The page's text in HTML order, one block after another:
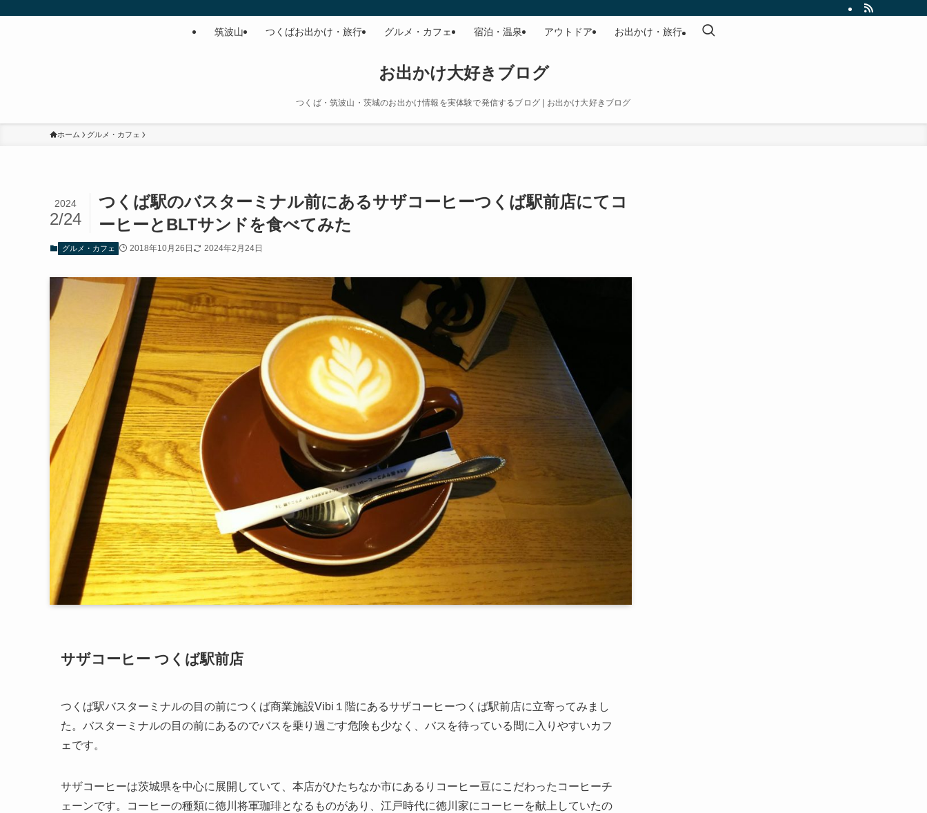
お出かけ大好きブログ
つくば・筑波山・茨城のお出かけ情報を実体験で発信するブログ | お出かけ大好きブログ
筑波山 つくばお出かけ・旅行 グルメ・カフェ 宿泊・温泉 アウトドア お出かけ・旅行
ホーム グルメ・カフェ
つくば駅のバスターミナル前にあるサザコーヒーつくば駅前店にてコ
ーヒーとBLTサンドを食べてみた
2024
2/24
グルメ・カフェ 2018年10月26日 2024年2月24日
サザコーヒー つくば駅前店
つくば駅バスターミナルの目の前につくば商業施設Vibi１階にあるサザコーヒーつくば駅前店に立寄ってみまし
た。バスターミナルの目の前にあるのでバスを乗り過ごす危険も少なく、バスを待っている間に入りやすいカフ
ェです。
サザコーヒーは茨城県を中心に展開していて、本店がひたちなか市にあるりコーヒー豆にこだわったコーヒーチ
ェーンです。コーヒーの種類に徳川将軍珈琲となるものがあり、江戸時代に徳川家にコーヒーを献上していたの